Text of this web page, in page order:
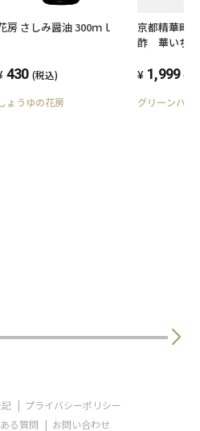
花房 さしみ醤油 300ｍｌ
430 (税込)
ょうゆの花房
京都精華町
酢 華いち
1,999 (税
グリーンハ～
プライバシーポリシー
る質問 お問い合わせ